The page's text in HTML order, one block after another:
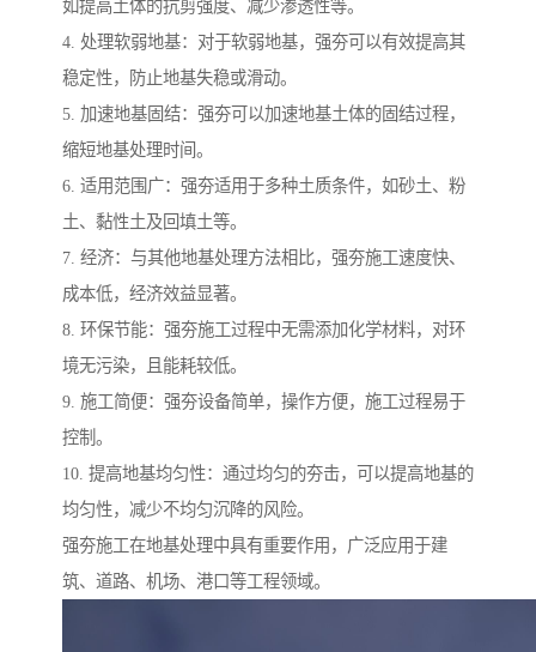
如提高土体的抗剪强度、减少渗透性等。
4. 处理软弱地基：对于软弱地基，强夯可以有效提高其
稳定性，防止地基失稳或滑动。
5. 加速地基固结：强夯可以加速地基土体的固结过程，
缩短地基处理时间。
6. 适用范围广：强夯适用于多种土质条件，如砂土、粉
土、黏性土及回填土等。
7. 经济：与其他地基处理方法相比，强夯施工速度快、
成本低，经济效益显著。
8. 环保节能：强夯施工过程中无需添加化学材料，对环
境无污染，且能耗较低。
9. 施工简便：强夯设备简单，操作方便，施工过程易于
控制。
10. 提高地基均匀性：通过均匀的夯击，可以提高地基的
均匀性，减少不均匀沉降的风险。
强夯施工在地基处理中具有重要作用，广泛应用于建
筑、道路、机场、港口等工程领域。